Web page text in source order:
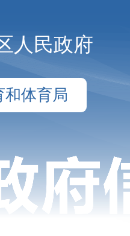
人民政府
和体育局